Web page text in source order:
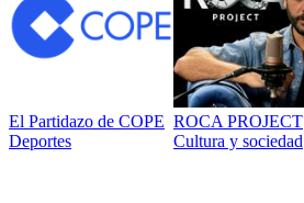
El Partidazo de COPE
Deportes
ROCA PROJECT
Cultura y sociedad